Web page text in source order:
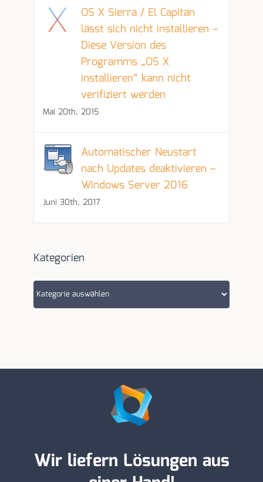
OS X Sierra‎ / El Capitan
lässt sich nicht installieren –
Diese Version des
Programms „OS X
installieren“ kann nicht
verifiziert werden
Mai 20th, 2015
Automatischer Neustart
nach Updates deaktivieren –
Windows Server 2016
Juni 30th, 2017
Kategorien
Kategorien
Wir liefern Lösungen aus